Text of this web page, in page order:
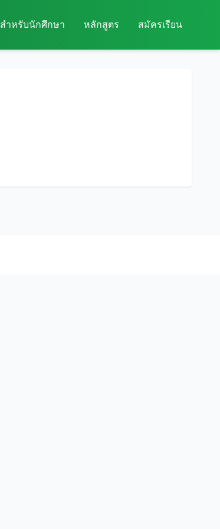
สำหรับนักศึกษา หลักสูตร สมัครเรียน